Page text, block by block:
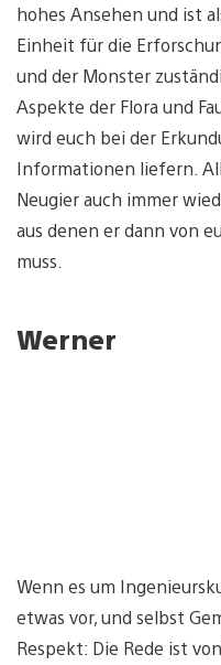
hohes Ansehen und ist
Einheit für die
und der Monster
Aspekte der Flora und
wird euch bei der
Informationen liefern.
Neugier auch immer
aus denen er dann von
muss.
Werner
Wenn es um
etwas vor, und selbst
Respekt: Die Rede ist